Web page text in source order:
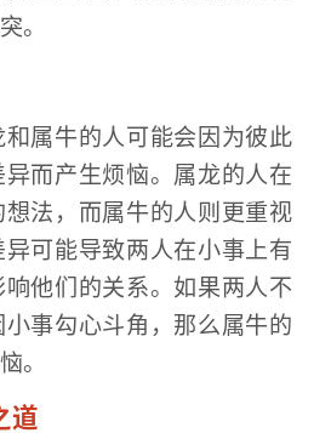
。
属牛的人可能会因为彼此
而产生烦恼。属龙的人在
法，而属牛的人则更重视
可能导致两人在小事上有
他们的关系。如果两人不
事勾心斗角，那么属牛的
。
道